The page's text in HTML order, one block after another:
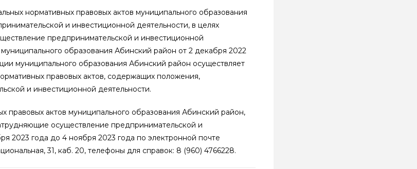
нормативных правовых актов муниципального образования
и инвестиционной деятельности, в целях
предпринимательской и инвестиционной
образования Абинский район от 2 декабря 2022
муниципального образования Абинский район осуществляет
правовых актов, содержащих положения,
и инвестиционной деятельности.
актов муниципального образования Абинский район,
осуществление предпринимательской и
2023 года до 4 ноября 2023 года по электронной почте
31, каб. 20, телефоны для справок: 8 (960) 4766228.